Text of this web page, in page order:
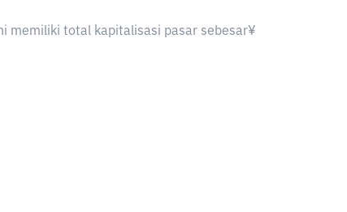
memiliki total kapitalisasi pasar sebesar¥